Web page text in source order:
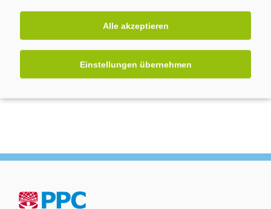
Alle akzeptieren
Einstellungen übernehmen
rezertifizierung Rollout
smart meter gateways smgw SMGW Rollout